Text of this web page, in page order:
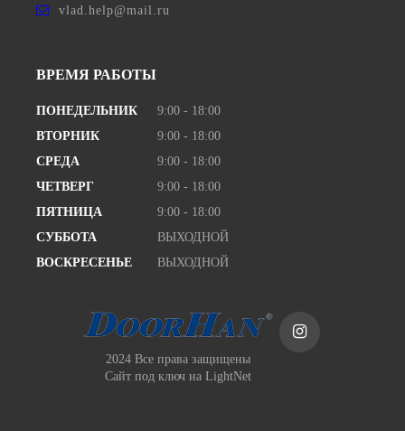
vlad.help@mail.ru
ВРЕМЯ РАБОТЫ
ПОНЕДЕЛЬНИК
9:00 - 18:00
ВТОРНИК
9:00 - 18:00
СРЕДА
9:00 - 18:00
ЧЕТВЕРГ
9:00 - 18:00
ПЯТНИЦА
9:00 - 18:00
СУББОТА
ВЫХОДНОЙ
ВОСКРЕСЕНЬЕ
ВЫХОДНОЙ
2024 Все права защищены
Сайт под ключна LightNet